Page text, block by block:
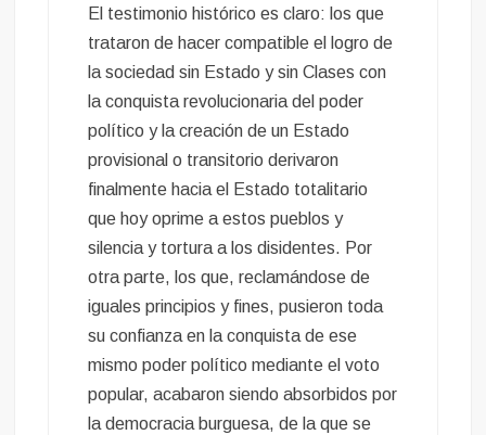
El testimonio histórico es claro: los que
trataron de hacer compatible el logro de
la sociedad sin Estado y sin Clases con
la conquista revolucionaria del poder
político y la creación de un Estado
provisional o transitorio derivaron
finalmente hacia el Estado totalitario
que hoy oprime a estos pueblos y
silencia y tortura a los disidentes. Por
otra parte, los que, reclamándose de
iguales principios y fines, pusieron toda
su confianza en la conquista de ese
mismo poder político mediante el voto
popular, acabaron siendo absorbidos por
la democracia burguesa, de la que se